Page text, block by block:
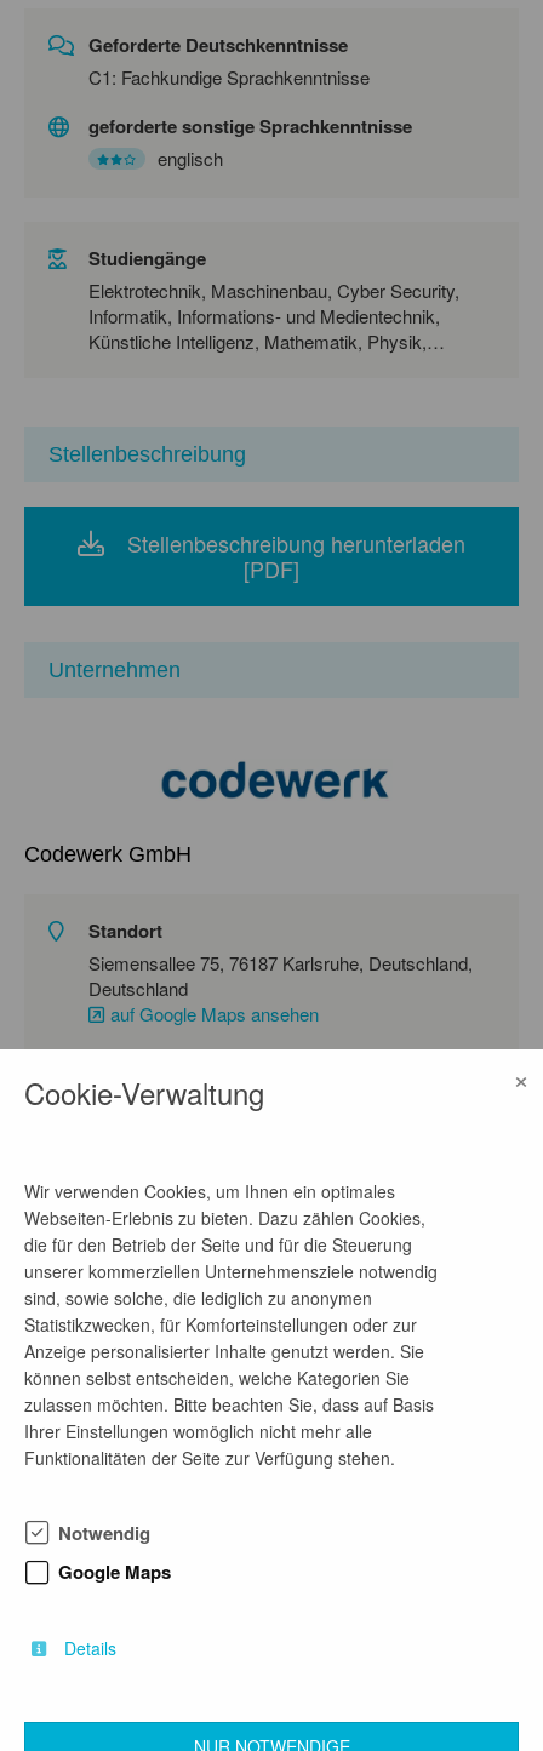
Geforderte Deutschkenntnisse
C1: Fachkundige Sprachkenntnisse
geforderte sonstige Sprachkenntnisse
englisch
Studiengänge
Elektrotechnik, Maschinenbau, Cyber Security,
Informatik, Informations- und Medientechnik,
Künstliche Intelligenz, Mathematik, Physik,
Stellenbeschreibung
Stellenbeschreibung herunterladen
[PDF]
Unternehmen
Codewerk GmbH
Standort
Siemensallee 75, 76187 Karlsruhe, Deutschland,
Deutschland
auf Google Maps ansehen
Link
Ansprechpartner
Axin Mustafa
Telefon-Nr.
+49 721 1747 8788
E-Mail-Adresse
karriere@codewerk.de
Codewerk steht für Technikbegeisterung,
Innovation und Zuverlässigkeit mit flachen
Industrieanlagen – Wir bringen die Systeme von
Cookie-Verwaltung ×
Wir verwenden Cookies, um Ihnen ein optimales
Webseiten-Erlebnis zu bieten. Dazu zählen Cookies,
die für den Betrieb der Seite und für die Steuerung
unserer kommerziellen Unternehmensziele notwendig
sind, sowie solche, die lediglich zu anonymen
Statistikzwecken, für Komforteinstellungen oder zur
Anzeige personalisierter Inhalte genutzt werden. Sie
können selbst entscheiden, welche Kategorien Sie
zulassen möchten. Bitte beachten Sie, dass auf Basis
Ihrer Einstellungen womöglich nicht mehr alle
Funktionalitäten der Seite zur Verfügung stehen.
Notwendig
Google Maps
Details
NUR NOTWENDIGE